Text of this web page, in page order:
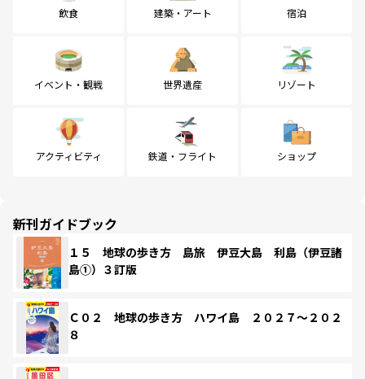
飲食 建築・アート 宿泊
イベント・観戦 世界遺産 リゾート
アクティビティ 鉄道・フライト ショップ
新刊ガイドブック
１５ 地球の歩き方 島旅 伊豆大島 利島（伊豆諸
島①）３訂版
Ｃ０２ 地球の歩き方 ハワイ島 ２０２７～２０２
８